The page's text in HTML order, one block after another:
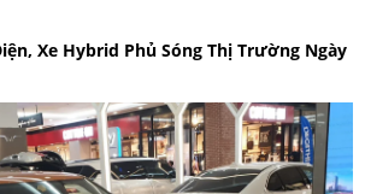
Xe Hybrid Phủ Sóng Thị Trường Ngày